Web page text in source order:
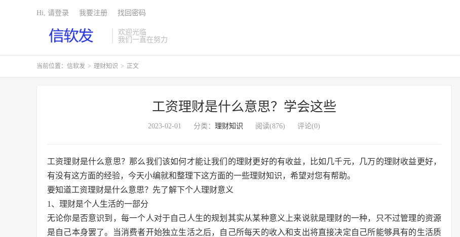
欢迎光临
我们一直在努力
Hi, 请登录 我要注册 找回密码
当前位置： 信软发 > 理财知识 > 正文
工资理财是什么意思？学会这些
2023-02-01 分类： 理财知识 阅读(876) 评论(0)
工资理财是什么意思？那么我们该如何才能让我们的理财更好的有收益，比如几千元，几万的理财收益更好，
有没有这方面的经验，今天小编就和整理下这方面的一些理财知识，希望对您有帮助。
要知道工资理财是什么意思？先了解下个人理财意义
1、理财是个人生活的一部分
无论你是否意识到，每一个人对于自己人生的规划其实从某种意义上来说就是理财的一种，只不过管理的资源
是自己本身罢了。当消费者开始独立生活之后，自己所每天的收入和支出将直接决定自己所能够具有的生活质